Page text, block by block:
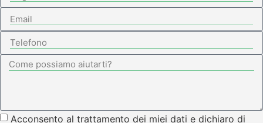
Acconsento al trattamento dei miei dati e dichiaro di